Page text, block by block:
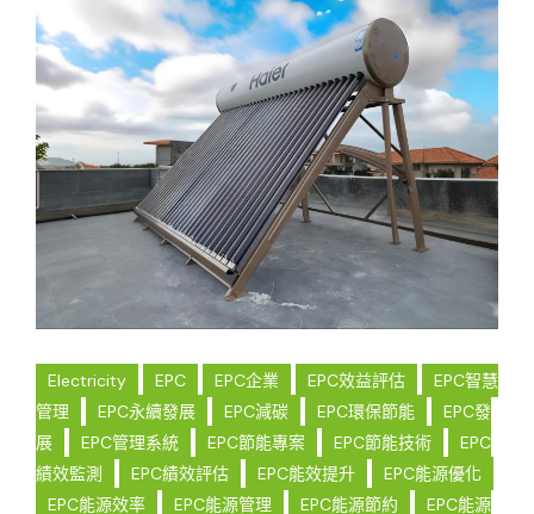
Electricity EPC EPC企業 EPC效益評估
EPC智慧
管理
EPC永續發展 EPC減碳 EPC環保節能
EPC發
展
EPC管理系統 EPC節能專案 EPC節能技術
EPC
績效監測
EPC績效評估 EPC能效提升
EPC能源優化
EPC能源效率
EPC能源管理 EPC能源節約
EPC能源